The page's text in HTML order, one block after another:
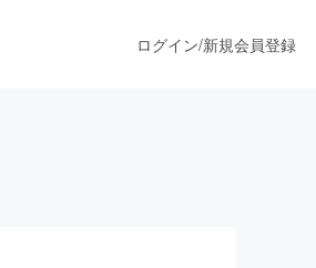
ログイン/新規会員登録